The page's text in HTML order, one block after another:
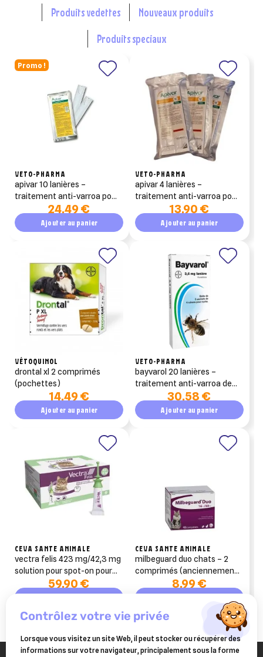
produits vedettes
nouveaux produits
produits speciaux
Promo !
VETO-PHARMA
apivar 10 lanières –
traitement anti-varroa pour
ruche (amitraz)
24,49 €
Ajouter au panier
VETO-PHARMA
apivar 4 lanières –
traitement anti-varroa pour
ruche (amitraz)
13,90 €
Ajouter au panier
VÉTOQUINOL
drontal xl 2 comprimés
(pochettes)
14,49 €
Ajouter au panier
VETO-PHARMA
bayvarol 20 lanières –
traitement anti-varroa de
rotation (fluméthrine)
30,58 €
Ajouter au panier
CEVA SANTE ANIMALE
vectra felis 423 mg/42,3 mg
solution pour spot-on pour
chats 12 pipettes
59,90 €
Ajouter au panier
CEVA SANTE ANIMALE
milbeguard duo chats – 2
comprimés (anciennement
milbactor)8,99 €
Ajouter au panier
contrôlez votre vie privée
Lorsque vous visitez un site Web, il peut stocker ou récupérer des
informations sur votre navigateur, principalement sous la forme